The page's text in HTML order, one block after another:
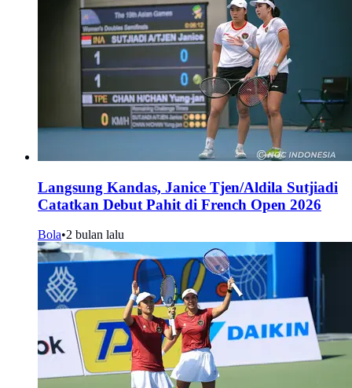
Langsung Kandas, Janice Tjen/Aldila Sutjiadi
Catatkan Debut Pahit di French Open 2026
Bola•2 bulan lalu